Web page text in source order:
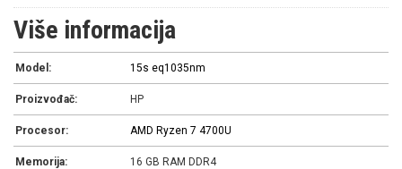
Više informacija
Model: 15s eq1035nm
Proizvođač: HP
Procesor: AMD Ryzen 7 4700U
Memorija: 16 GB RAM DDR4